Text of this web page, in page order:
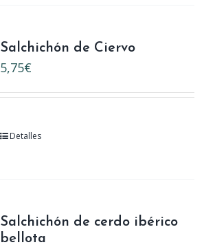
Salchichón de Ciervo
5,75€
Detalles
Salchichón de cerdo ibérico
bellota